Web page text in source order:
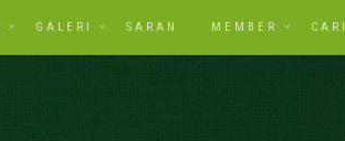
GALERI SARAN MEMBER CARI